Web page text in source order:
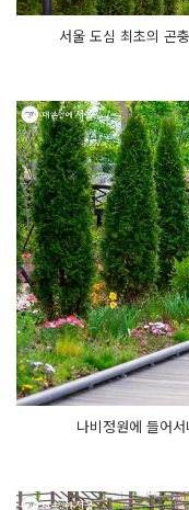
서울 도심 최초의 곤
나비정원에 들어